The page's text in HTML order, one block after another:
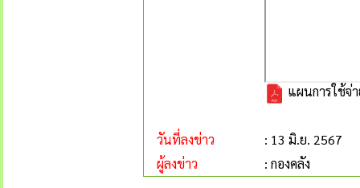
แผนการใช้จ่
วันที่ลงข่าว
: 13 มิ.ย. 2567
ผู้ลงข่าว
: กองคลัง